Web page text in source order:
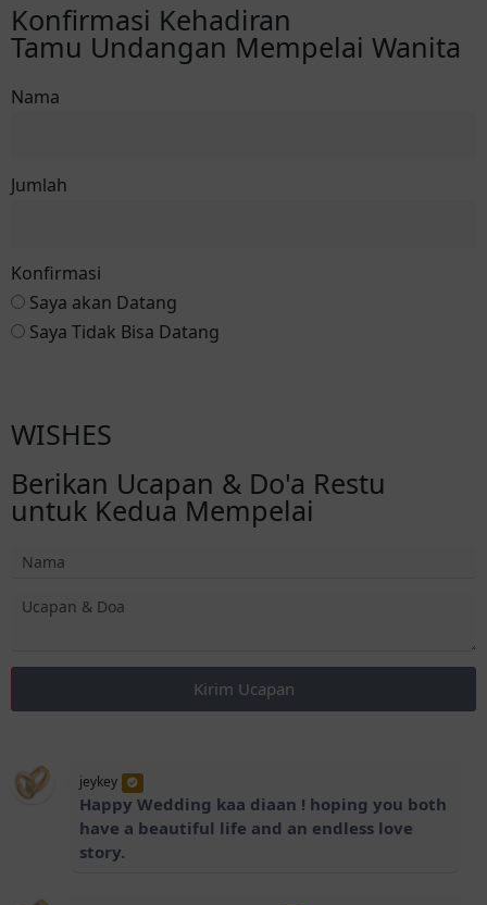
Konfirmasi Kehadiran
Tamu Undangan Mempelai Wanita
Nama
Jumlah
Konfirmasi
Saya akan Datang
Saya Tidak Bisa Datang
WISHES
Berikan Ucapan & Do'a Restu
untuk Kedua Mempelai
Kirim Ucapan
jeykey
Happy Wedding kaa diaan ! hoping you both
have a beautiful life and an endless love
story.